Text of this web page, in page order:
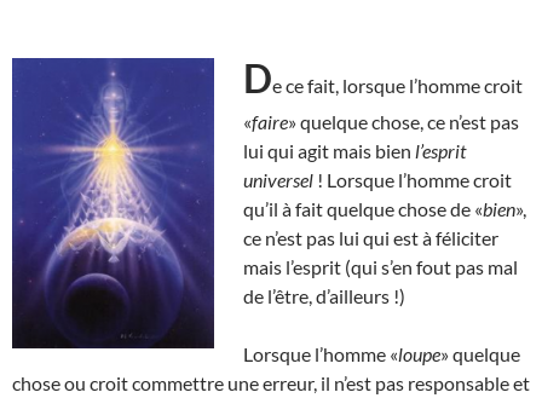
De ce fait, lorsque l’homme croit
«faire» quelque chose, ce n’est pas
lui qui agit mais bien l’esprit
universel ! Lorsque l’homme croit
qu’il à fait quelque chose de «bien»,
ce n’est pas lui qui est à féliciter
mais l’esprit (qui s’en fout pas mal
de l’être, d’ailleurs !)
Lorsque l’homme «loupe» quelque
chose ou croit commettre une erreur, il n’est pas responsable et